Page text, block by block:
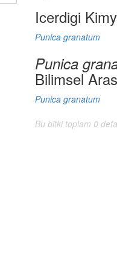
Icerdigi
Punica granatum
Punica
Bilimsel
Punica granatum
Bu bitki toplam 0